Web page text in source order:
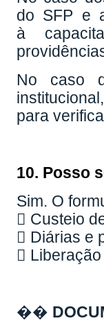
do SFP e
à
No caso
para
10. Posso
Sim. O
 Custeio
 Diárias e

��